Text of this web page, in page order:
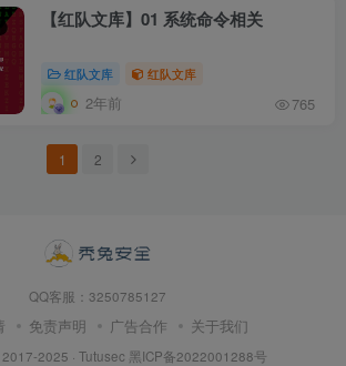
【红队文库】01 系统命令相关
红队文库 红队文库
2年前 765
1 2
QQ客服：3250785127
免责声明 广告合作 关于我们
2025 · Tutusec 黑ICP备2022001288号